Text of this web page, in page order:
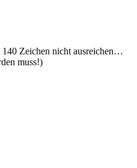
Zeichen nicht ausreichen…
muss!)